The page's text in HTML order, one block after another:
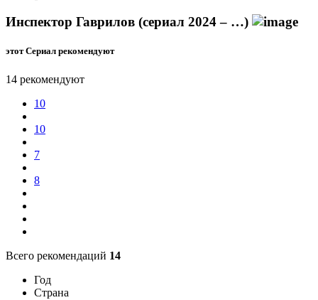
Инспектор Гаврилов (сериал 2024 – …)
этот Сериал рекомендуют
14 рекомендуют
10
10
7
8
Всего рекомендаций 14
Год
Страна